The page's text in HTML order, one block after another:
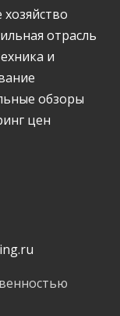
хозяйство
отрасль
и
обзоры
цен